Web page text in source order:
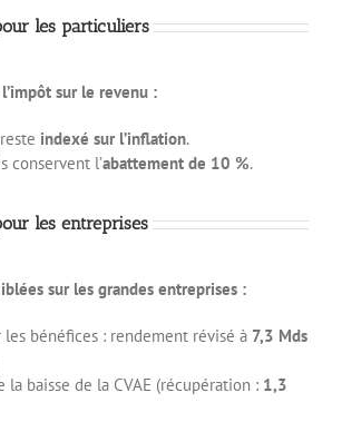
les particuliers
sur le revenu :
indexé sur l’inflation.
conservent l’abattement de 10 %.
les entreprises
sur les grandes entreprises :
les bénéfices : rendement révisé à 7,3 Mds
la baisse de la CVAE (récupération : 1,3